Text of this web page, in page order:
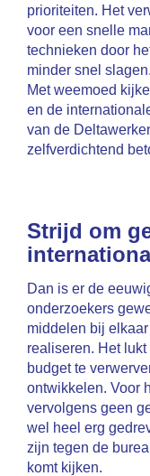
prioriteiten. Het
voor een snelle
technieken door
minder snel slagen.
Met weemoed
en de
van de
zelfverdichtend
Strijd om
Dan is er de
onderzoekers
middelen bij
realiseren. Het
budget te
ontwikkelen. Voor
vervolgens geen
wel heel erg
zijn tegen de
komt kijken.